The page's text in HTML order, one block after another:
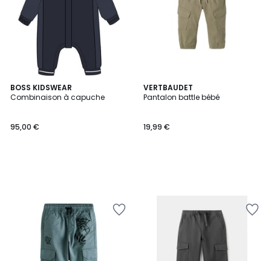
BOSS KIDSWEAR
Combinaison à capuche
95,00 €
VERTBAUDET
Pantalon battle bébé
19,99 €